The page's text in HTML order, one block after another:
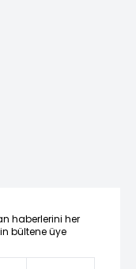
haberlerini her
bültene üye